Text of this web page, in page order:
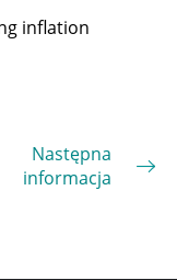
inflation
Następna
informacja